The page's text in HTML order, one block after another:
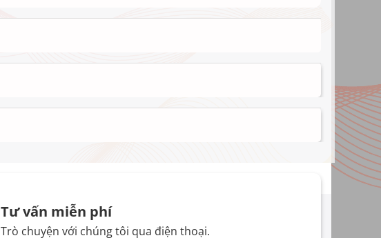
Tư vấn miễn phí
Trò chuyện với chúng tôi qua điện thoại.